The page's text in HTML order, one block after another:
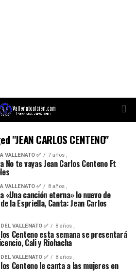
"JEAN CARLOS CENTENO"
VALLENATO ✅ 7 años ,
No te vayas Jean Carlos Centeno Ft
VALLENATO ✅ 8 años ,
«Una canción eterna» lo nuevo de
la Espriella, Canta: Jean Carlos
VALLENATO ✅ 8 años ,
Centeno esta semana se presentará
Cali y Riohacha
VALLENATO ✅ 8 años ,
Centeno le canta a las mujeres en